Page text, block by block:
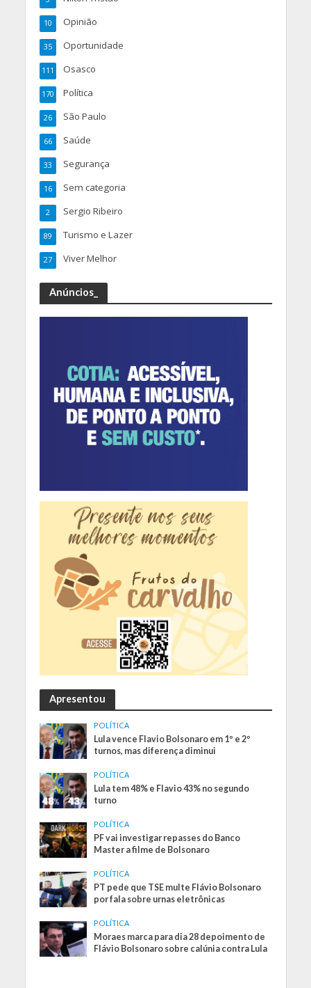
Opinião
10
Oportunidade
35
Osasco
111
Política
170
São Paulo
26
Saúde
66
Segurança
33
Sem categoria
16
Sergio Ribeiro
2
Turismo e Lazer
89
Viver Melhor
27
Anúncios_
Apresentou
POLÍTICA
Lula vence Flavio Bolsonaro em 1º e 2º
turnos, mas diferença diminui
POLÍTICA
Lula tem 48% e Flavio 43% no segundo
turno
POLÍTICA
PF vai investigar repasses do Banco
Master a filme de Bolsonaro
POLÍTICA
PT pede que TSE multe Flávio Bolsonaro
por fala sobre urnas eletrônicas
POLÍTICA
Moraes marca para dia 28 depoimento de
Flávio Bolsonaro sobre calúnia contra Lula